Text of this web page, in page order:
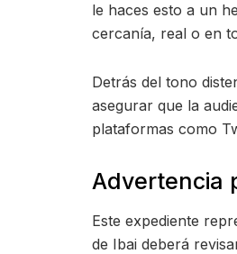
le haces esto a un
cercanía, real o en
Detrás del tono
asegurar que la
plataformas como
Advertencia
Este expediente
de Ibai deberá